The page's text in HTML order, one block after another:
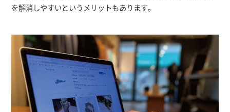
を解消しやすいというメリットもあります。